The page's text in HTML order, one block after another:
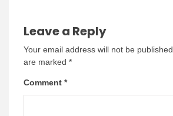
Leave a Reply
Your email address will not be published.
are marked *
Comment *